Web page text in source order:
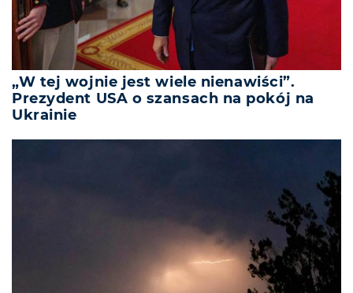
„W tej wojnie jest wiele nienawiści”.
Prezydent USA o szansach na pokój na
Ukrainie